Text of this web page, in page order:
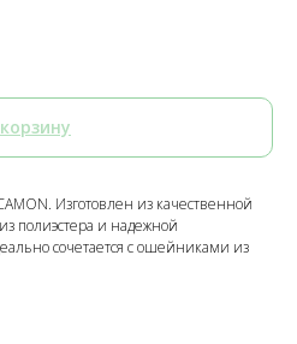
Изготовлен из качественной
полиэстера и надежной
сочетается с ошейниками из